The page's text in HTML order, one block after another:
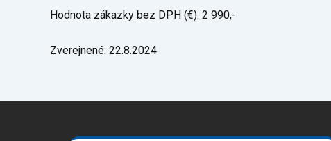
Hodnota zákazky bez DPH (€): 2 990,-
Zverejnené: 22.8.2024